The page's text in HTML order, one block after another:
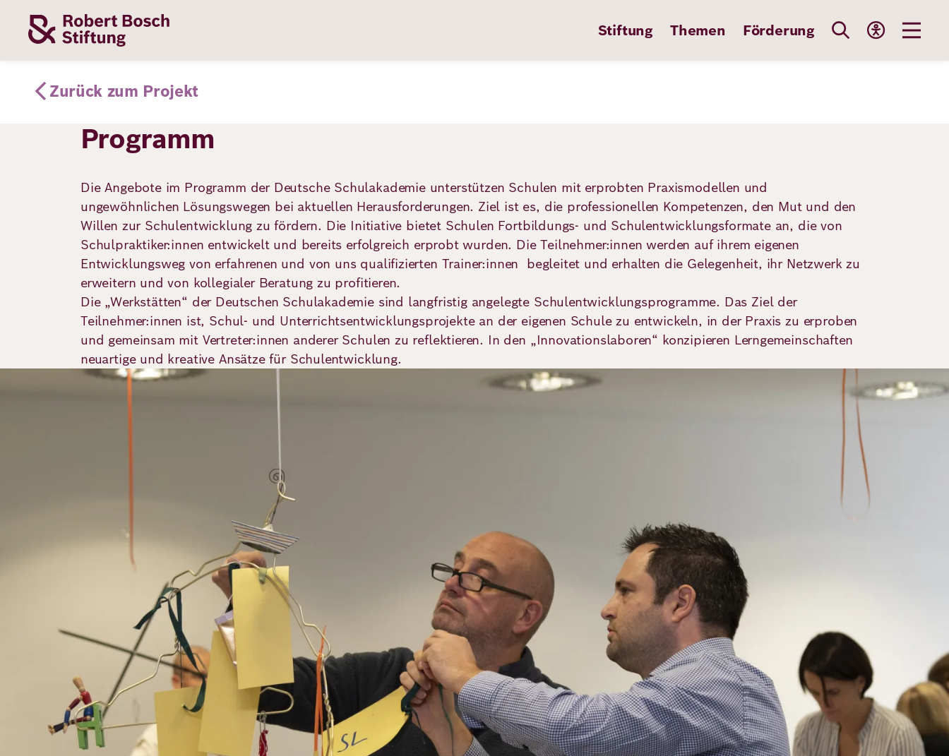
Inhalt
Stiftung Themen Förderung
Themen
Förderung
Karriere
Englisch
Stiftung
Team
Robert Bosch
Werte und
Haltung
Jahresbericht
Kontakt
Themen
Bildung
Gesundheit
Resilienz
Demokratie
Frieden
Fördergebiete
Projekte
Aktuelle
Ausschreibungen
Benefits
Bewerbungstipps
Stellenangebote
Zurück zum Projekt
Programm
Die Angebote im Programm der Deutsche Schulakademie unterstützen Schulen mit erprobten Praxismodellen und
ungewöhnlichen Lösungswegen bei aktuellen Herausforderungen. Ziel ist es, die professionellen Kompetenzen, den Mut und den
Willen zur Schulentwicklung zu fördern. Die Initiative bietet Schulen Fortbildungs- und Schulentwicklungsformate an, die von
Schulpraktiker:innen entwickelt und bereits erfolgreich erprobt wurden. Die Teilnehmer:innen werden auf ihrem eigenen
Entwicklungsweg von erfahrenen und von uns qualifizierten Trainer:innen begleitet und erhalten die Gelegenheit, ihr Netzwerk zu
erweitern und von kollegialer Beratung zu profitieren.
Die „Werkstätten“ der Deutschen Schulakademie sind langfristig angelegte Schulentwicklungsprogramme. Das Ziel der
Teilnehmer:innen ist, Schul- und Unterrichtsentwicklungsprojekte an der eigenen Schule zu entwickeln, in der Praxis zu erproben
und gemeinsam mit Vertreter:innen anderer Schulen zu reflektieren. In den „Innovationslaboren“ konzipieren Lerngemeinschaften
neuartige und kreative Ansätze für Schulentwicklung.